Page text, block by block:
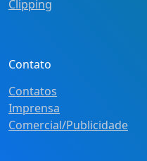
Clipping
Contato
Contatos
Imprensa
Comercial/Publicidade